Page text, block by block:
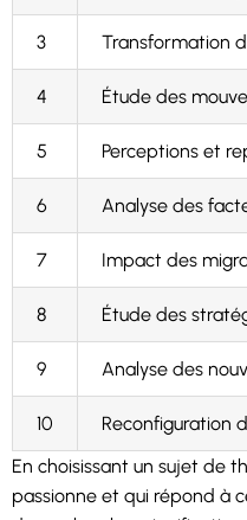
3 Transformation
4 Étude des
5 Perceptions et
6 Analyse des
7 Impact des
8 Étude des
9 Analyse des
10
Reconfiguration
En choisissant un sujet de
passionne et qui répond à